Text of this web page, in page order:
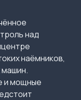
над
наёмников,
машин.
и мощные